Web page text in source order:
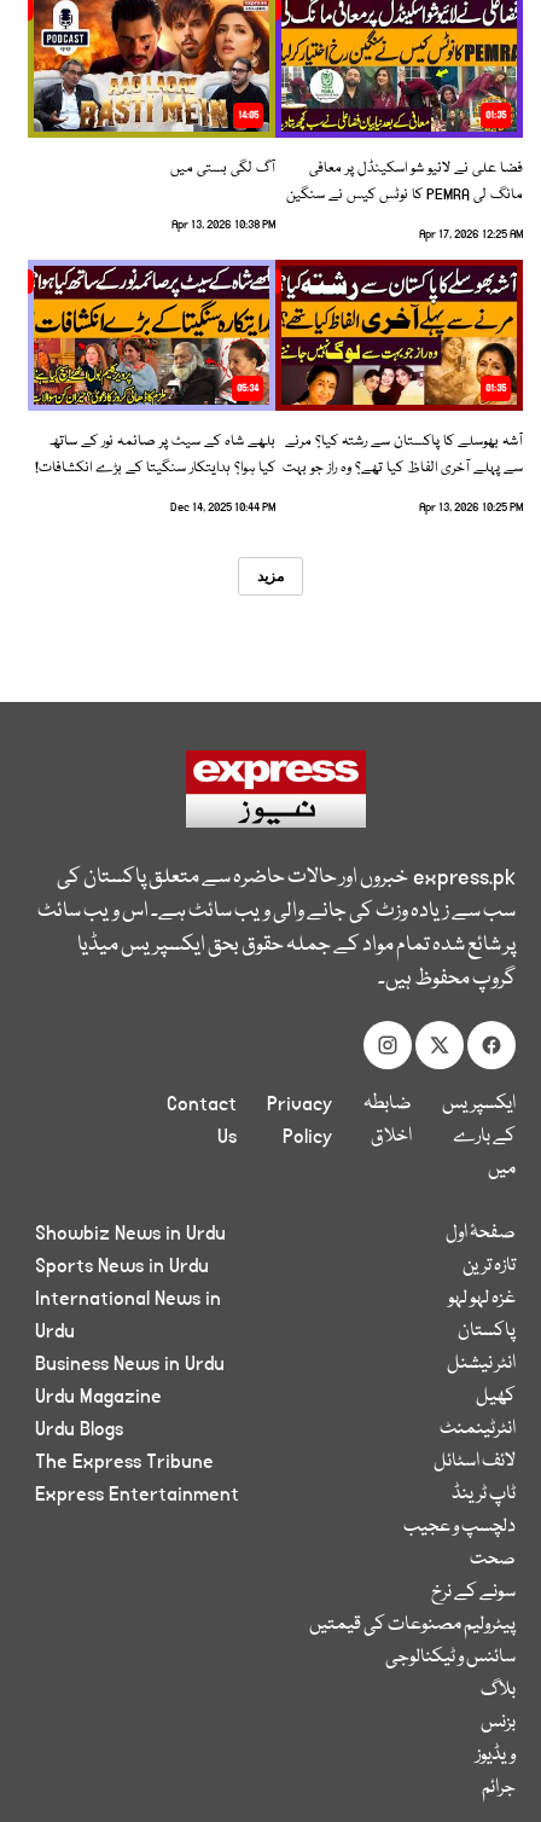
01:35
فضا علی نے لائیو شو اسکینڈل پر معافی
مانگ لی PEMRA کا نوٹس کیس نے سنگین
Apr 17, 2026 12:25 AM
14:05
آگ لگی بستی میں
Apr 13, 2026 10:38 PM
01:35
آشہ بھوسلے کا پاکستان سے رشتہ کیا؟ مرنے
سے پہلے آخری الفاظ کیا تھے؟ وہ راز جو بہت
Apr 13, 2026 10:25 PM
05:34
بلھے شاہ کے سیٹ پر صائمہ نور کے ساتھ
کیا ہوا؟ ہدایتکار سنگیتا کے بڑے انکشافات!
Dec 14, 2025 10:44 PM
مزید
express.pkخبروں اور حالات حاضرہ سے متعلق پاکستان کی
سب سے زیادہ وزٹ کی جانے والی ویب سائٹ ہے۔ اس ویب سائٹ
پر شائع شدہ تمام مواد کے جملہ حقوق بحق ایکسپریس میڈیا
گروپ محفوظ ہیں۔
ایکسپریس
کے بارے
میں
ضابطہ
اخلاق
Privacy
Policy
Contact
Us
صفحۂ اول
تازہ ترین
غزہ لہو لہو
پاکستان
انٹر نیشنل
کھیل
انٹرٹینمنٹ
لائف اسٹائل
ٹاپ ٹرینڈ
دلچسپ و عجیب
صحت
سونے کے نرخ
پیٹرولیم مصنوعات کی قیمتیں
سائنس و ٹیکنالوجی
بلاگ
بزنس
ویڈیوز
جرائم
Showbiz News in Urdu
Sports News in Urdu
International News in
Urdu
Business News in Urdu
Urdu Magazine
Urdu Blogs
The Express Tribune
Express Entertainment